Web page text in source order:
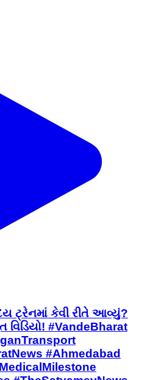
ટ્રેનમાં કેવી રીતે આવ્યું?
#VandeBharat
#Ahmedabad